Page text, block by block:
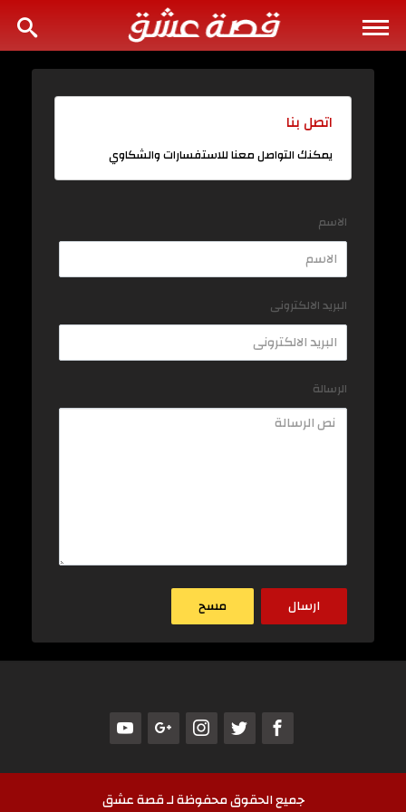
اتصل بنا
يمكنك التواصل معنا للاستفسارات والشكاوي
الاسم
البريد الالكترونى
الرسالة
جميع الحقوق محفوظة لـ قصة عشق